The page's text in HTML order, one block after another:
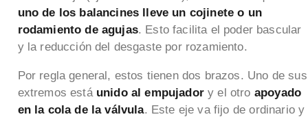
uno de los balancines lleve un cojinete o un
rodamiento de agujas. Esto facilita el poder bascular
y la reducción del desgaste por rozamiento.
Por regla general, estos tienen dos brazos. Uno de sus
extremos está unido al empujadory el otro apoyado
en la cola de la válvula. Este eje va fijo de ordinario y